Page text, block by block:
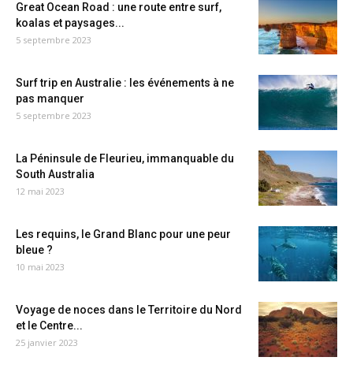
Great Ocean Road : une route entre surf,
koalas et paysages...
5 septembre 2023
Surf trip en Australie : les événements à ne
pas manquer
5 septembre 2023
La Péninsule de Fleurieu, immanquable du
South Australia
12 mai 2023
Les requins, le Grand Blanc pour une peur
bleue ?
10 mai 2023
Voyage de noces dans le Territoire du Nord
et le Centre...
25 janvier 2023